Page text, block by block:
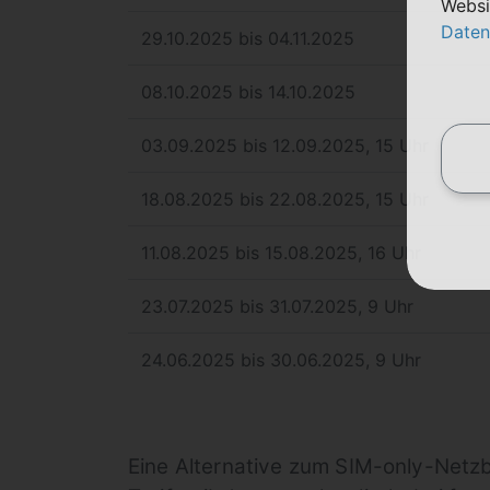
29.10.2025 bis 04.11.2025
08.10.2025 bis 14.10.2025
03.09.2025 bis 12.09.2025, 15 Uhr
18.08.2025 bis 22.08.2025, 15 Uhr
11.08.2025 bis 15.08.2025, 16 Uhr
23.07.2025 bis 31.07.2025, 9 Uhr
24.06.2025 bis 30.06.2025, 9 Uhr
Eine Alternative zum SIM-only-